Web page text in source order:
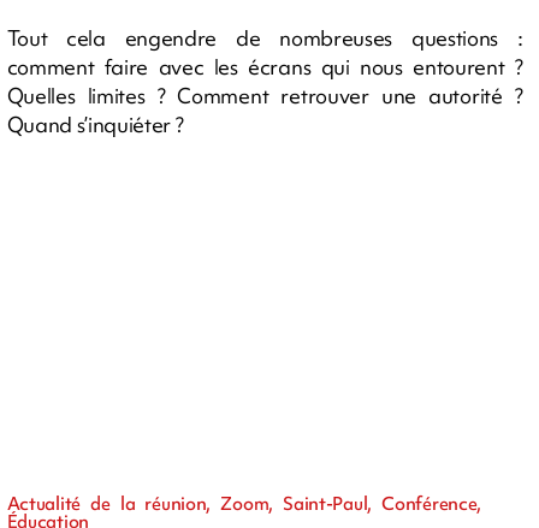
Tout cela engendre de nombreuses questions :
comment faire avec les écrans qui nous entourent ?
Quelles limites ? Comment retrouver une autorité ?
Quand s’inquiéter ?
Actualité de la réunion, Zoom, Saint-Paul, Conférence,
Éducation